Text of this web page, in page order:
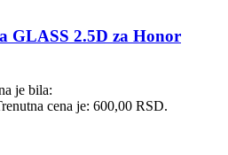
GLASS 2.5D za Honor
je bila:
cena je: 600,00 RSD.